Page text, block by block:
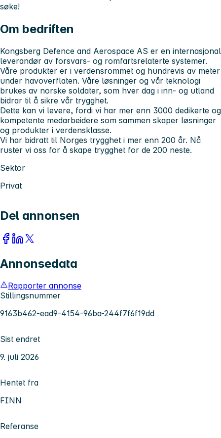
søke!
Om bedriften
Kongsberg Defence and Aerospace AS er en internasjonal
leverandør av forsvars- og romfartsrelaterte systemer.
Våre produkter er i verdensrommet og hundrevis av meter
under havoverflaten. Våre løsninger og vår teknologi
brukes av norske soldater, som hver dag i inn- og utland
bidrar til å sikre vår trygghet.
Dette kan vi levere, fordi vi har mer enn 3000 dedikerte og
kompetente medarbeidere som sammen skaper løsninger
og produkter i verdensklasse.
Vi har bidratt til Norges trygghet i mer enn 200 år. Nå
ruster vi oss for å skape trygghet for de 200 neste.
Sektor
Privat
Del annonsen
Annonsedata
Rapporter annonse
Stillingsnummer
9163b462-ead9-4154-96ba-244f7f6f19dd
Sist endret
9. juli 2026
Hentet fra
FINN
Referanse